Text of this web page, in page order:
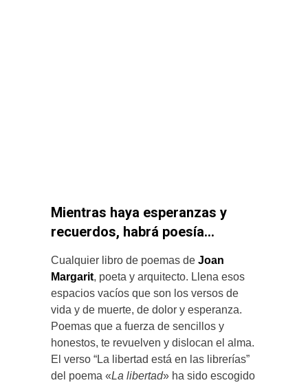
Mientras haya esperanzas y
recuerdos, habrá poesía…
Cualquier libro de poemas de Joan
Margarit, poeta y arquitecto. Llena esos
espacios vacíos que son los versos de
vida y de muerte, de dolor y esperanza.
Poemas que a fuerza de sencillos y
honestos, te revuelven y dislocan el alma.
El verso “La libertad está en las librerías”
del poema «La libertad» ha sido escogido